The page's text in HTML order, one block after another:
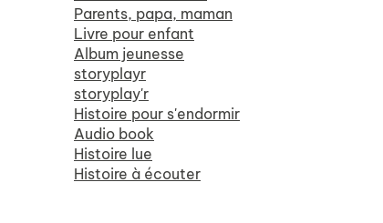
Parents, papa, maman
Livre pour enfant
Album jeunesse
storyplayr
storyplay'r
Histoire pour s'endormir
Audio book
Histoire lue
Histoire à écouter